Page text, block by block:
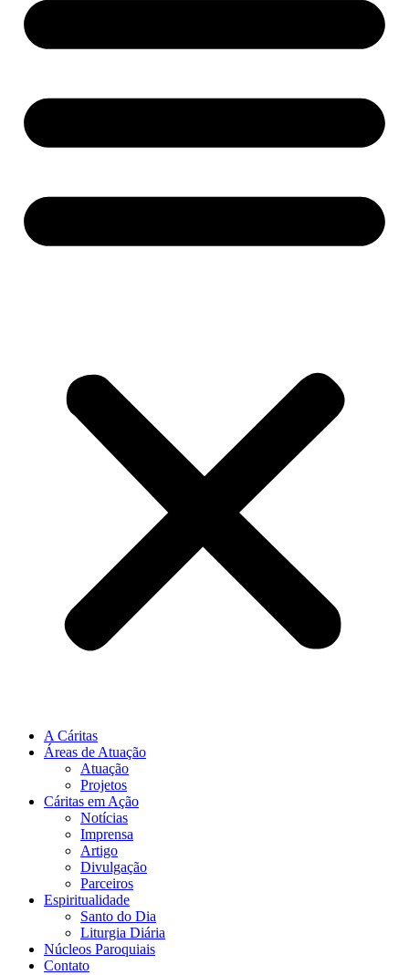
A Cáritas
Áreas de Atuação
Atuação
Projetos
Cáritas em Ação
Notícias
Imprensa
Artigo
Divulgação
Parceiros
Espiritualidade
Santo do Dia
Liturgia Diária
Núcleos Paroquiais
Contato